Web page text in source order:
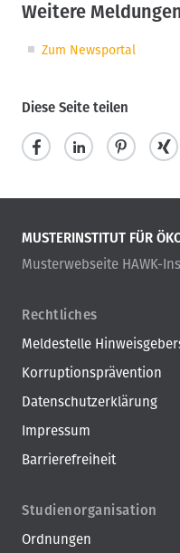
Weitere
Zum Newsportal
Diese Seite teilen
MUSTERINSTITUT FÜR
Musterwebseite HAWK-
Rechtliches
Meldestelle
Korruptionsprävention
Datenschutzerklärung
Impressum
Barrierefreiheit
Studienorganisation
Ordnungen